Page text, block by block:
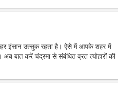
हर इंसान उत्सुक रहता है। ऐसे में आपके शहर में
बात करें चंद्रमा से संबंधित व्रत त्योहारों की